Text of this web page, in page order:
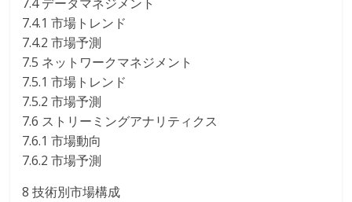
7.4.1 市場トレンド
7.4.2 市場予測
7.5 ネットワークマネジメント
7.5.1 市場トレンド
7.5.2 市場予測
7.6 ストリーミングアナリティクス
7.6.1 市場動向
7.6.2 市場予測
8 技術別市場構成